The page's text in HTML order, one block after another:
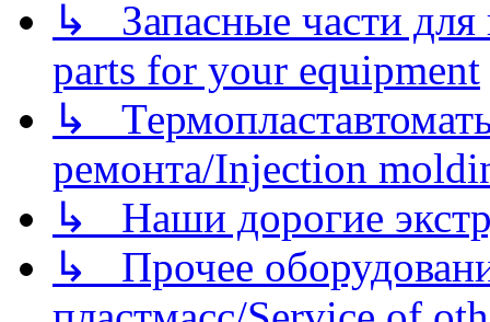
↳ Запасные части для
parts for your equipment
↳
ремонта/Injection
↳ Наши дорогие
↳ Прочее